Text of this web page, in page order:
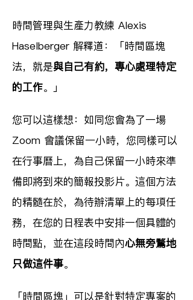
時間管理與生產力教練 Alexis
Haselberger 解釋道：「時間區塊
法，就是與自己有約，專心處理特定
的工作。」
您可以這樣想：如同您會為了一場
Zoom 會議保留一小時，您同樣可以
在行事曆上，為自己保留一小時來準
備即將到來的簡報投影片。這個方法
的精髓在於，為待辦清單上的每項任
務，在您的日程表中安排一個具體的
時間點，並在這段時間內心無旁鶩地
只做這件事。
「時間區塊」可以是針對特定專案的